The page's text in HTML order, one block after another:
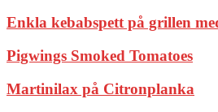
Enkla kebabspett på grillen
Pigwings Smoked Tomatoes
Martinilax på Citronplanka